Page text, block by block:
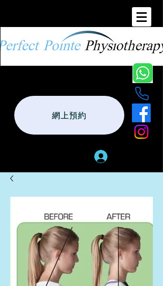
網上預約